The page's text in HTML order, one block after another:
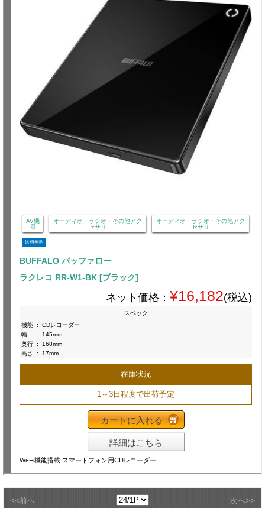
AV機
器
オーディオ・ラジオ・その他アク
セサリ
オーディオ・ラジオ・その他アク
セサリ
送料無料
BUFFALO バッファロー
ラクレコ RR-W1-BK [ブラック]
ネット価格： ¥16,182(税込)
スペック
機能 :
CDレコーダー
幅
:
145mm
奥行 :
168mm
高さ
: 17mm
在庫状況
1～3日程度で出荷予定
カートに入れる
詳細はこちら
Wi-Fi機能搭載 スマートフォン用CDレコーダー
<<前へ 次へ>>